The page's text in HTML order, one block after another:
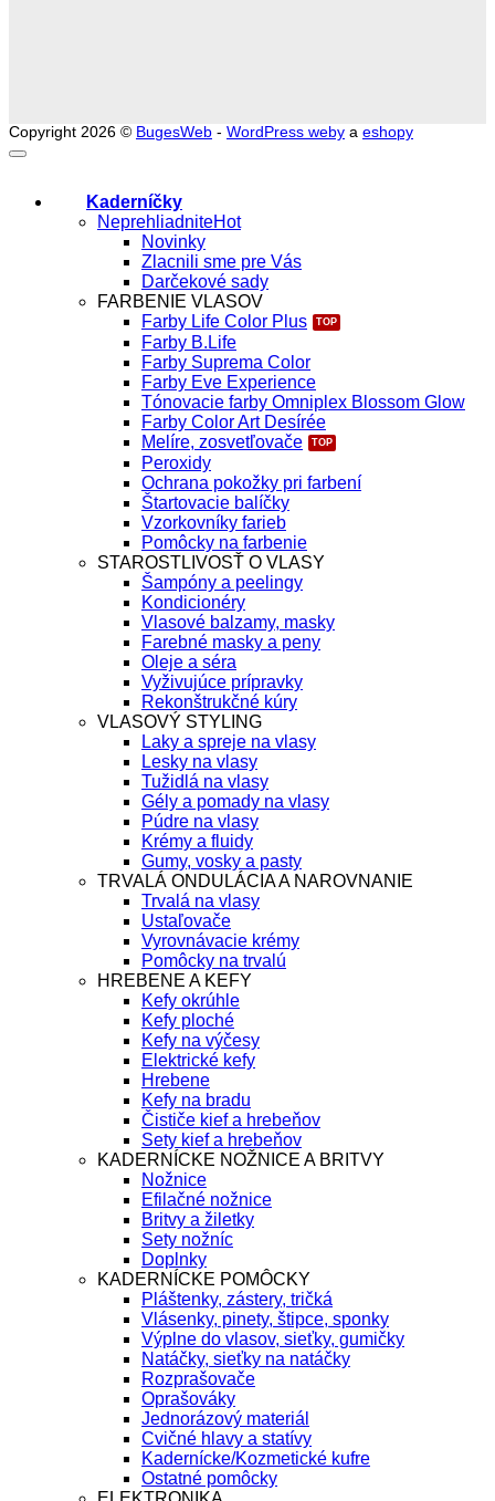
Copyright 2026 © BugesWeb - WordPress weby a eshopy
Kaderníčky
Neprehliadnite
Novinky
Zlacnili sme pre Vás
Darčekové sady
FARBENIE VLASOV
Farby Life Color Plus
Farby B.Life
Farby Suprema Color
Farby Eve Experience
Tónovacie farby Omniplex Blossom Glow
Farby Color Art Desírée
Melíre, zosvetľovače
Peroxidy
Ochrana pokožky pri farbení
Štartovacie balíčky
Vzorkovníky farieb
Pomôcky na farbenie
STAROSTLIVOSŤ O VLASY
Šampóny a peelingy
Kondicionéry
Vlasové balzamy, masky
Farebné masky a peny
Oleje a séra
Vyživujúce prípravky
Rekonštrukčné kúry
VLASOVÝ STYLING
Laky a spreje na vlasy
Lesky na vlasy
Tužidlá na vlasy
Gély a pomady na vlasy
Púdre na vlasy
Krémy a fluidy
Gumy, vosky a pasty
TRVALÁ ONDULÁCIA A NAROVNANIE
Trvalá na vlasy
Ustaľovače
Vyrovnávacie krémy
Pomôcky na trvalú
HREBENE A KEFY
Kefy okrúhle
Kefy ploché
Kefy na výčesy
Elektrické kefy
Hrebene
Kefy na bradu
Čističe kief a hrebeňov
Sety kief a hrebeňov
KADERNÍCKE NOŽNICE A BRITVY
Nožnice
Efilačné nožnice
Britvy a žiletky
Sety nožníc
Doplnky
KADERNÍCKE POMÔCKY
Pláštenky, zástery, tričká
Vlásenky, pinety, štipce, sponky
Výplne do vlasov, sieťky, gumičky
Natáčky, sieťky na natáčky
Rozprašovače
Oprašováky
Jednorázový materiál
Cvičné hlavy a statívy
Kadernícke/Kozmetické kufre
Ostatné pomôcky